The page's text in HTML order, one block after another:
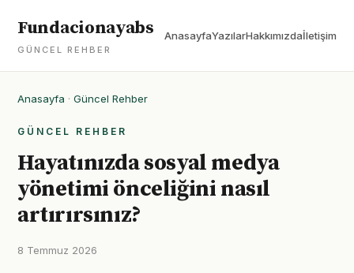
Fundacionayabs
GÜNCEL REHBER
AnasayfaYazılarHakkımızdaİletişim
Anasayfa · Güncel Rehber
GÜNCEL REHBER
Hayatınızda sosyal medya
yönetimi önceliğini nasıl
artırırsınız?
8 Temmuz 2026